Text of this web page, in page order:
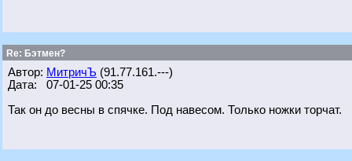
Re: Бэтмен?
Автор: МитричЪ (91.77.161.---)
Дата: 07-01-25 00:35
Так он до весны в спячке. Под навесом. Только ножки торчат.